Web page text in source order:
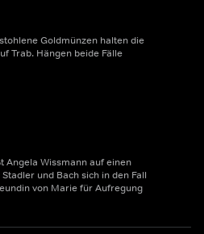
Goldmünzen halten die
Trab. Hängen beide Fälle
Angela Wissmann auf einen
und Bach sich in den Fall
von Marie für Aufregung